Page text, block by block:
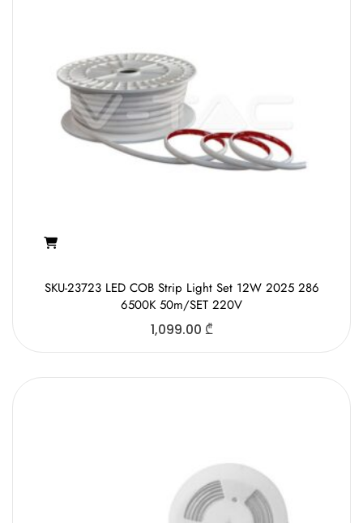
SKU-23723 LED COB Strip Light Set 12W 2025 286
6500K 50m/SET 220V
1,099.00 ₾